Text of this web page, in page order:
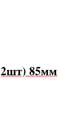
85мм